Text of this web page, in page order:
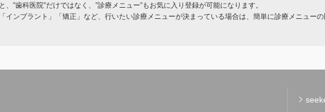
、”歯科医院”だけではなく、”診療メニュー”もお気に入り登録が可能になります。
インプラント」「矯正」など、行いたい診療メニューが決まっている場合は、簡単に診療メニュー